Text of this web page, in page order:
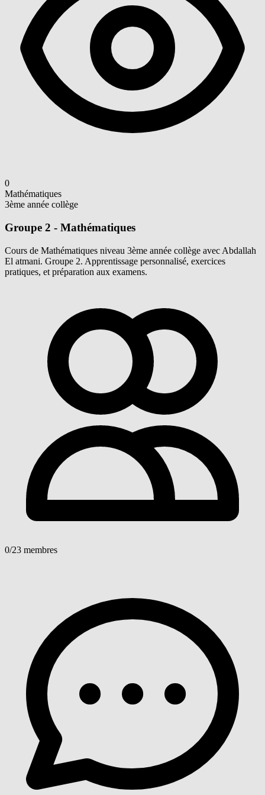
0
Mathématiques
3ème année collège
Groupe 2 - Mathématiques
Cours de Mathématiques niveau 3ème année collège avec Abdallah
El atmani. Groupe 2. Apprentissage personnalisé, exercices
pratiques, et préparation aux examens.
0/23 membres